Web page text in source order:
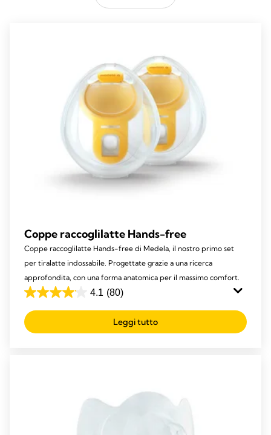
Coppe raccoglilatte Hands-free
Coppe raccoglilatte Hands-free di Medela, il nostro primo set
per tiralatte indossabile. Progettate grazie a una ricerca
approfondita, con una forma anatomica per il massimo comfort.
4.1 (80)
4.1
su
5
Leggi tutto